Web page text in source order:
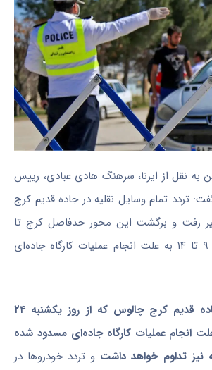
به نقل از ایرنا، سرهنگ هادی عبادی، رییس
تردد تمام وسایل نقلیه در جاده قدیم کرج
در هر ۲ مسیر رفت و برگشت این محور حدفاصل کرج تا
شهرستانک از ساعت ۹ تا ۱۴ به علت انجام عملیات کارگاه جاده‌ای
جاده قدیم کرج چالوس که از روز یکشنبه ۲۴
انجام عملیات کارگاه جاده‌ای مسدود شده
نیز تداوم خواهد داشت و تردد خودروها در